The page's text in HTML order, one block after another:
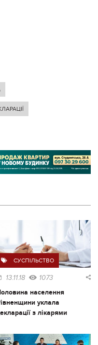
СУСПІЛЬСТВО
13.11.18 1073
населення
уклала
з лікарями